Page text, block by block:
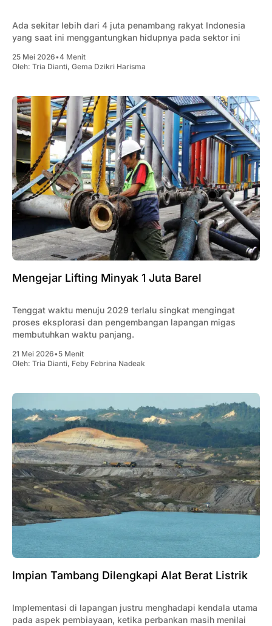
Ada sekitar lebih dari 4 juta penambang rakyat Indonesia
yang saat ini menggantungkan hidupnya pada sektor ini
25 Mei 2026•4 Menit
Oleh: Tria Dianti, Gema Dzikri Harisma
Mengejar Lifting Minyak 1 Juta Barel
Tenggat waktu menuju 2029 terlalu singkat mengingat
proses eksplorasi dan pengembangan lapangan migas
membutuhkan waktu panjang.
21 Mei 2026•5 Menit
Oleh: Tria Dianti, Feby Febrina Nadeak
Impian Tambang Dilengkapi Alat Berat Listrik
Implementasi di lapangan justru menghadapi kendala utama
pada aspek pembiayaan, ketika perbankan masih menilai